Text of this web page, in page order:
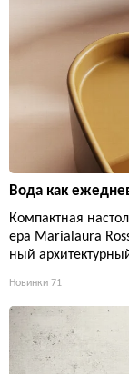
Вода как
Компактная
ера Marialaura
ный
Новинки 71